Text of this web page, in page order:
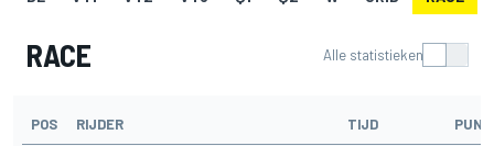
RACE Alle statistieken
POS RIJDER TIJD